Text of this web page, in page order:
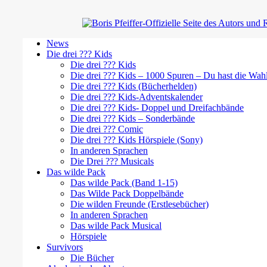
News
Die drei ??? Kids
Die drei ??? Kids
Die drei ??? Kids – 1000 Spuren – Du hast die
Die drei ??? Kids (Bücherhelden)
Die drei ??? Kids-Adventskalender
Die drei ??? Kids- Doppel und Dreifachbände
Die drei ??? Kids – Sonderbände
Die drei ??? Comic
Die drei ??? Kids Hörspiele (Sony)
In anderen Sprachen
Die Drei ??? Musicals
Das wilde Pack
Das wilde Pack (Band 1-15)
Das Wilde Pack Doppelbände
Die wilden Freunde (Erstlesebücher)
In anderen Sprachen
Das wilde Pack Musical
Hörspiele
Survivors
Die Bücher